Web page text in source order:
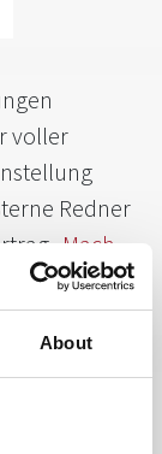
About
voller
Redner
„Mach
Experte